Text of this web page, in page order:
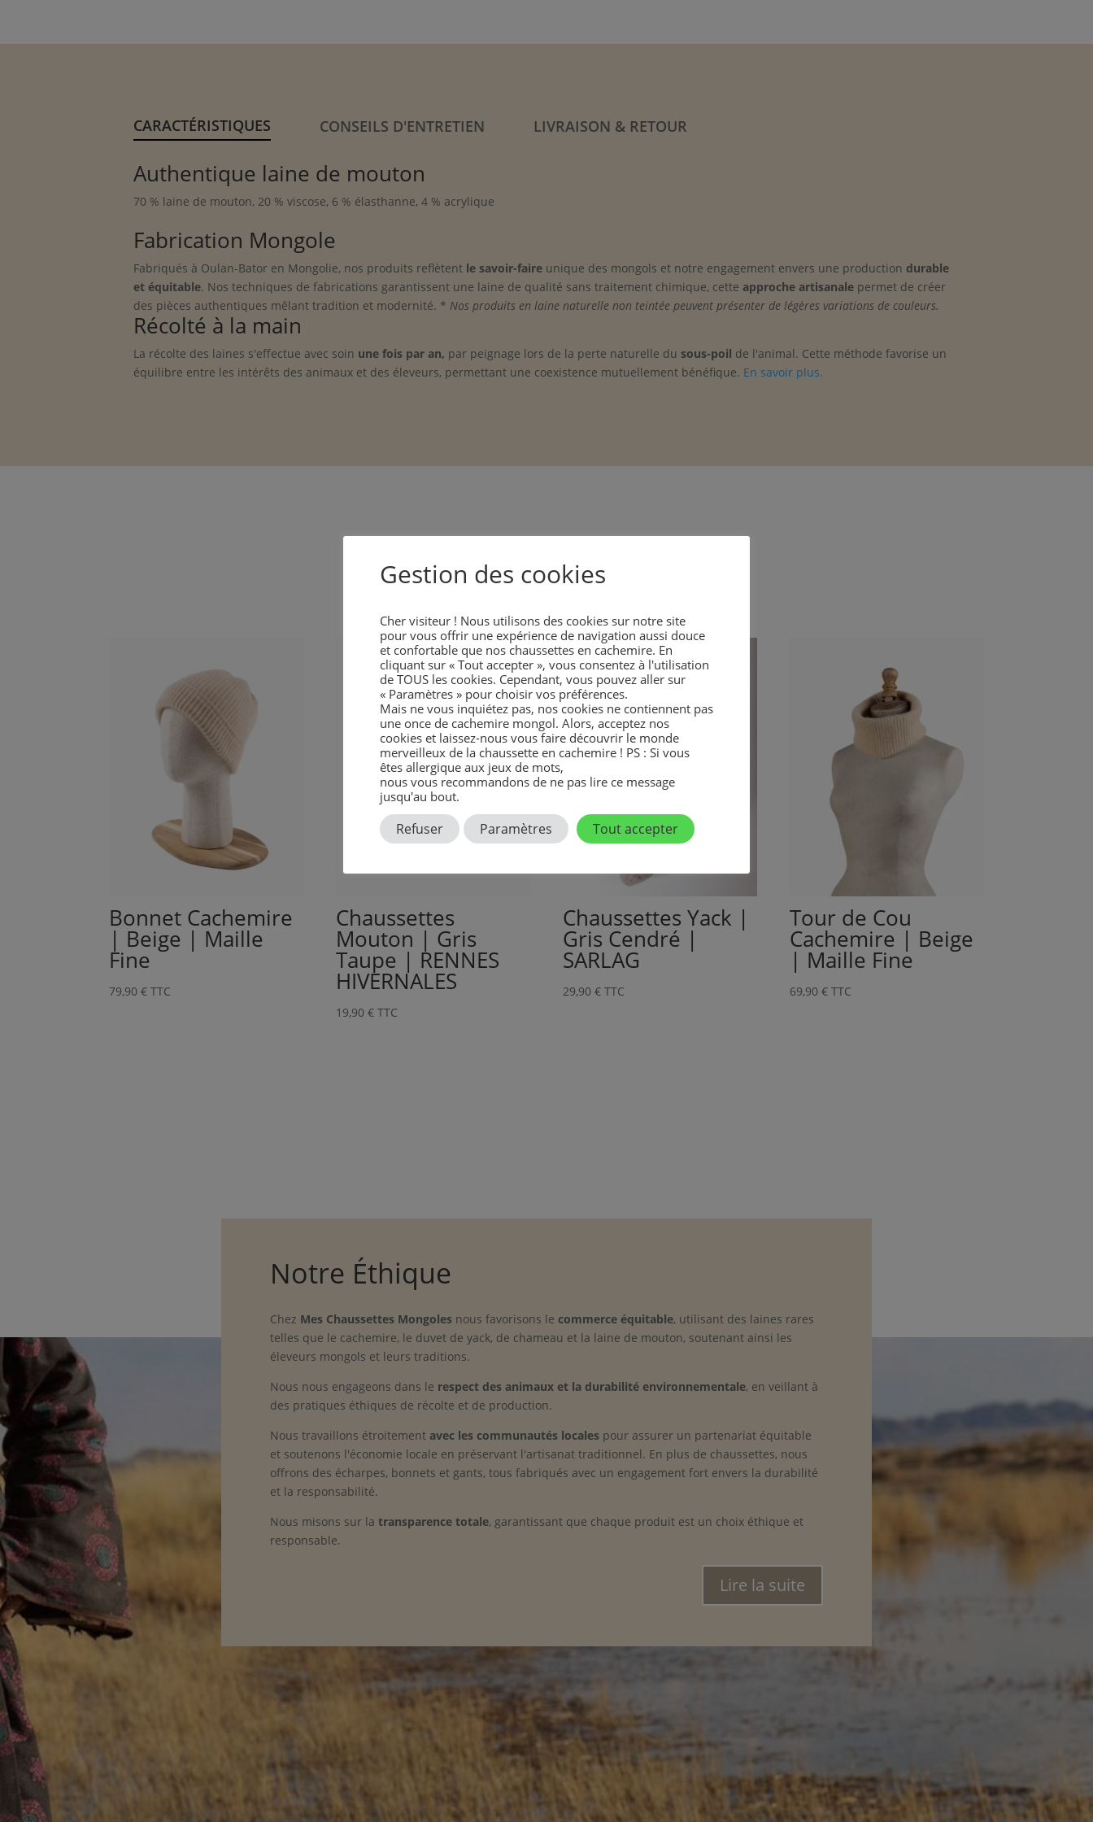
CARACTÉRISTIQUES CONSEILS D'ENTRETIEN LIVRAISON & RETOUR
Authentique laine de mouton
70 % laine de mouton, 20 % viscose, 6 % élasthanne, 4 % acrylique
Fabrication Mongole
Fabriqués à Oulan-Bator en Mongolie, nos produits reflètent le savoir-faire unique des mongols et notre engagement envers une production durable
et équitable. Nos techniques de fabrications garantissent une laine de qualité sans traitement chimique, cetteapproche artisanale permet de créer
des pièces authentiques mêlant tradition et modernité. * Nos produits en laine naturelle non teintée peuvent présenter de légères variations de couleurs.
Récolté à la main
La récolte des laines s'effectue avec soin une fois par an, par peignage lors de la perte naturelle du sous-poil de l'animal. Cette méthode favorise un
équilibre entre les intérêts des animaux et des éleveurs, permettant une coexistence mutuellement bénéfique. En savoir plus.
Vous aimerez aussi
Bonnet Cachemire
| Beige | Maille
Fine
79,90€ TTC
Chaussettes
Mouton | Gris
Taupe | RENNES
HIVERNALES
19,90€ TTC
Chaussettes Yack |
Gris Cendré |
SARLAG
29,90€ TTC
Tour de Cou
Cachemire | Beige
| Maille Fine
69,90€ TTC
Notre Éthique
Chez Mes Chaussettes Mongoles nous favorisons le commerce équitable, utilisant des laines rares
telles que le cachemire, le duvet de yack, de chameau et la laine de mouton, soutenant ainsi les
éleveurs mongols et leurs traditions.
Nous nous engageons dans le respect des animaux et la durabilité environnementale, en veillant à
des pratiques éthiques de récolte et de production.
Nous travaillons étroitement avec les communautés locales pour assurer un partenariat équitable
et soutenons l'économie locale en préservant l'artisanat traditionnel. En plus de chaussettes, nous
offrons des écharpes, bonnets et gants, tous fabriqués avec un engagement fort envers la durabilité
et la responsabilité.
Nous misons sur la transparence totale, garantissant que chaque produit est un choix éthique et
responsable.
Lire la suite
Gestion des cookies
Cher visiteur ! Nous utilisons des cookies sur notre site
pour vous offrir une expérience de navigation aussi douce
et confortable que nos chaussettes en cachemire. En
cliquant sur « Tout accepter », vous consentez à l'utilisation
de TOUS les cookies. Cependant, vous pouvez aller sur
« Paramètres » pour choisir vos préférences.
Mais ne vous inquiétez pas, nos cookies ne contiennent pas
une once de cachemire mongol. Alors, acceptez nos
cookies et laissez-nous vous faire découvrir le monde
merveilleux de la chaussette en cachemire ! PS : Si vous
êtes allergique aux jeux de mots,
nous vous recommandons de ne pas lire ce message
jusqu'au bout.
Refuser Paramètres Tout accepter